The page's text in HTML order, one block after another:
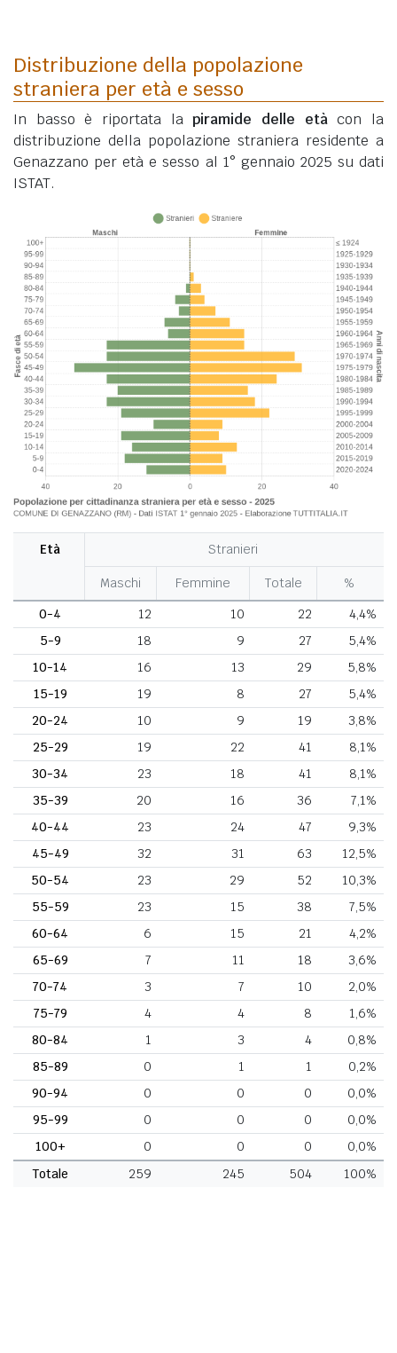
Distribuzione della popolazione
straniera per età e sesso
In basso è riportata lapiramide delle etàcon la
distribuzione della popolazione straniera residente a
Genazzano per età e sesso al 1° gennaio 2025 su dati
ISTAT.
Età Stranieri
Maschi Femmine Totale
%
0-4
12 10 22
4,4%
5-9
18 9 27
5,4%
10-14
16 13 29
5,8%
15-19
19 8 27
5,4%
20-24
10 9 19
3,8%
25-29
19 22 41
8,1%
30-34
23 18 41
8,1%
35-39
20 16 36
7,1%
40-44
23 24 47
9,3%
45-49
32 31 63
12,5%
50-54
23 29 52
10,3%
55-59
23 15 38
7,5%
60-64
6 15 21
4,2%
65-69
7 11 18
3,6%
70-74
3 7 10
2,0%
75-79
4 4 8
1,6%
80-84
1 3 4
0,8%
85-89
0 1 1
0,2%
90-94
0 0 0
0,0%
95-99
0 0 0
0,0%
100+
0 0 0
0,0%
Totale
259 245 504 100%